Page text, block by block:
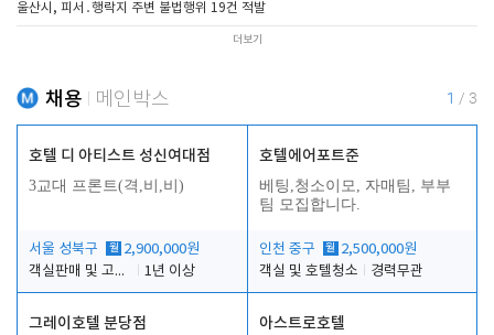
울산시, 피서․행락지 주변 불법행위 19건 적발
더보기
채용 메인박스 1 / 3
호텔 디 아티스트 성신여대점
3교대 프론트(격,비,비)
서울 성북구 월 2,900,000원
객실판매 및 고객응대
1년 이상
호텔에어포트준
베팅,청소이모, 자매팀, 부부
팀 모집합니다.
인천 중구 월 2,500,000원
객실 및 호텔청소
경력무관
그레이호텔 분당점 아스트로호텔